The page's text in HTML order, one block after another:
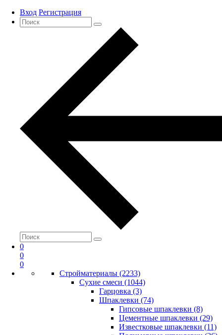
Вход Регистрация
0
0
0
Стройматериалы (2233)
Сухие смеси (1044)
Гарцовка (3)
Шпаклевки (74)
Гипсовые шпаклевки (8)
Цементные шпаклевки (29)
Известковые шпаклевки (11)